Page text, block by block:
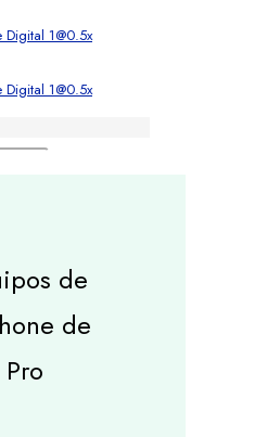
de
de